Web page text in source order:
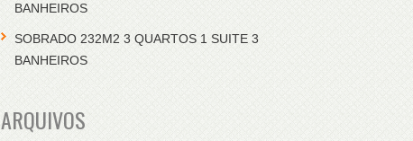
BANHEIROS
SOBRADO 232M2 3 QUARTOS 1 SUITE 3
BANHEIROS
ARQUIVOS